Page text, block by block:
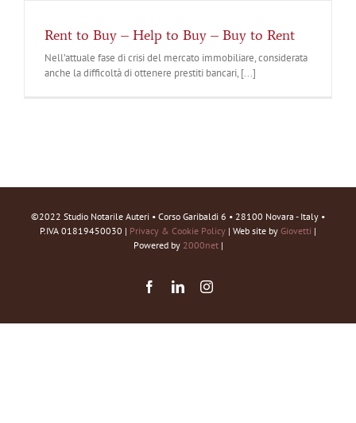
Rent to Buy – Help to Buy – Buy to Rent
Nell’attuale fase di crisi del mercato immobiliare, considerata
anche la difficoltà di ottenere prestiti bancari, [...]
©2022 Studio Notarile Auteri • Corso Garibaldi 6 • 28100 Novara - Italy •
P.IVA 01819450030 | Privacy & Cookie Policy | Web site by Giovetti |
Powered by 2000net|
FacebookLinkedInInstagram